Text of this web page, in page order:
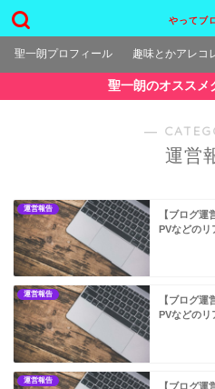
やってブ
聖一朗プロフィール 趣味とかアレコ
聖一朗のオススメ
―
運営
運営報告
【ブログ
PVなどのリ
運営報告
【ブログ
PVなどのリ
運営報告
【ブログ